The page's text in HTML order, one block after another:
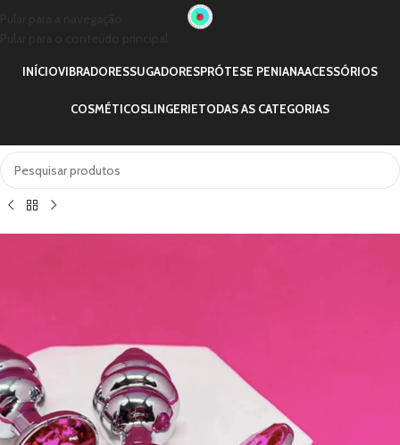
INÍCIOVIBRADORESSUGADORESPRÓTESE PENIANAACESSÓRIOS
COSMÉTICOSLINGERIETODAS AS CATEGORIAS